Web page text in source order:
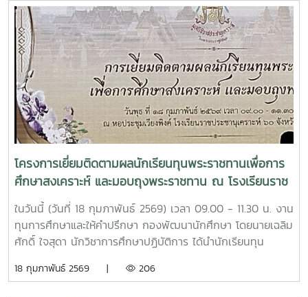
วิชาการประมงและนวัตกรรมการผลิตสัตว์น้ำ คณะเทคโนโลยีการ
ประมงและทรัพยากรทางน้ำ๒. นายณภัทร จันทร์เสนา นักศึกษา
ชั้นปีที่ ๑ รหัส 6819101002 สาขาวิชาเทคโนโลยีภูมิทัศน์คณะ
สถาปัตยกรรมศาสตร์และการออกแบบสิ่งแวดล้อม๓. นางสาว
ปอยฝ้าย ลุงทา นักศึกษาชั้นปีที่ ๑ รหัส 6819101004 สาขาวิชา
เทคโนโลยีภูมิทัศน์คณะสถาปัตยกรรมศาสตร์และการออกแบบสิ่ง
แวดล้อม๔. นายวันเฉลิม ปงกาวงศ์ นักศึกษาชั้นปีที่ ๑ รหัส
6819101009 สาขาวิชาเทคโนโลยีภูมิทัศน์คณะ
สถาปัตยกรรมศาสตร์และการออกแบบสิ่งแวดล้อม๕. นายอนั
นตญา ประภัสชัย นักศึกษาชั้นปีที่ ๑ รหัส 6815102401 สาขาวิชา
วิศวกรรมนวัตกรรมการจัดการพลังงาน วิทยาลัยพลังงาน
ทดแทน6. นางสาวณัชชา...๖. นางสาวณัชชา ใจดี นักศึกษาชั้นปีที่
๑ รหัส 6815103021 สาขาวิชาวิศวกรรมอนุรักษ์พลังงานวิทยาลัย
พลังงานทดแทน๗. นางสาวนงนภัส ใจกล้า นักศึกษาชั้นปีที่ ๑
รหัส 6806102389 สาขาวิชาการตลาดดิจิทัลคณะบริหารธุรกิจ๘.
สาขาวิชาการเงินและการลงทุนคณะบริหารธุรกิจ๙. นางสาวเรวิ
โครงการเยี่ยมติดตามผลนักเรียนทุนพระราชทานเพื่อการ
ศึกษาสงเคราะห์ และมอบถุงพระราชทาน ณ โรงเรียนราช
ประชานุเคราะห์ 60 จังหวัดเชียงใหม่ อำเภอแม่ริม จังหวัด
เชียงใหม่
ในวันนี้ (วันที่ 18 กุมภาพันธ์ 2569) เวลา 09.00 - 11.30 น. งาน
ทุนการศึกษาและให้คำปรึกษา กองพัฒนานักศึกษา โดยนายเฉลิม
ศักดิ์ ใจสุดา นักวิชาการศึกษาปฏิบัติการ ได้นำนักเรียนทุน
จำนวน 26 ราย เข้าร่วมโครงการเยี่ยมติดตามผลนักเรียนทุน
18 กุมภาพันธ์ 2569 | 206